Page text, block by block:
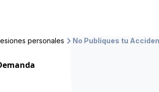
personales No Publiques tu